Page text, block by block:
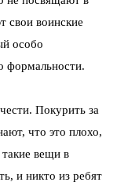
свои воинские
особо
формальности.
Покурить за
что это плохо,
вещи в
и никто из ребят